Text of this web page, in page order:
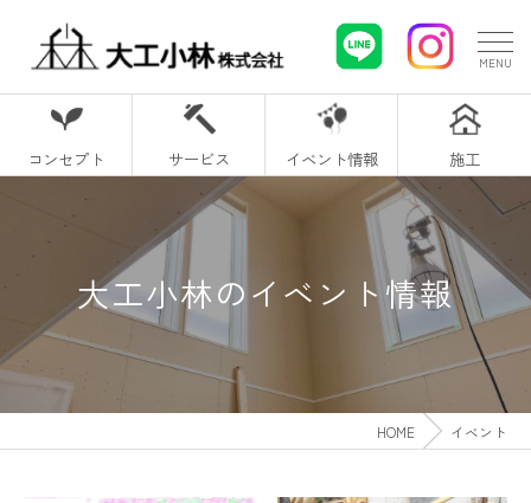
コンセプト サービス イベント情報 施工
大工小林のイベント情報
HOME イベント